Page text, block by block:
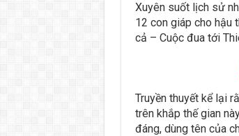
Xuyên suốt lịch sử
12 con giáp cho hậu
cả – Cuộc đua tới
Truyền thuyết kể lại
trên khắp thế gian
đáng, dùng tên của